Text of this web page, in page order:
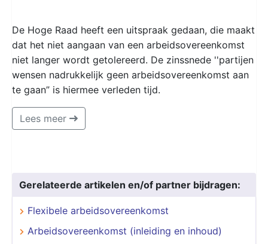
De Hoge Raad heeft een uitspraak gedaan, die maakt
dat het niet aangaan van een arbeidsovereenkomst
niet langer wordt getolereerd. De zinssnede ''partijen
wensen nadrukkelijk geen arbeidsovereenkomst aan
te gaan” is hiermee verleden tijd.
Lees meer
Gerelateerde artikelen en/of partner bijdragen:
Flexibele arbeidsovereenkomst
Arbeidsovereenkomst (inleiding en inhoud)